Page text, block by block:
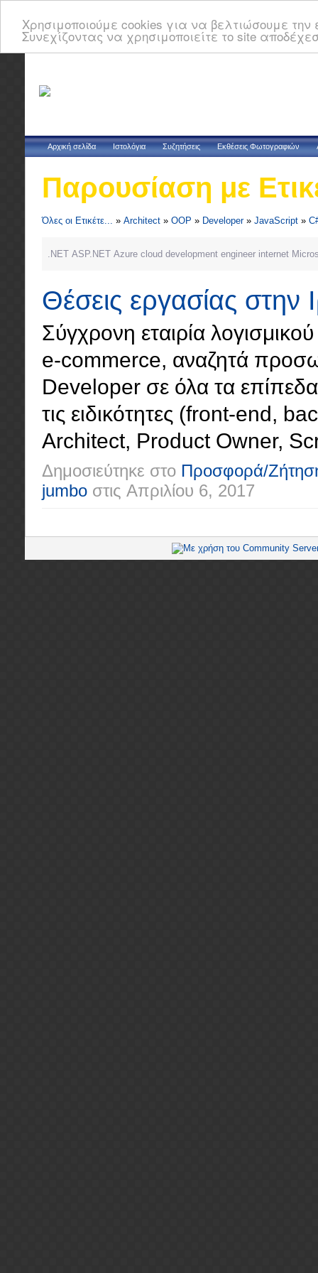
Χρησιμοποιούμε cookies για να βελτιώσουμε
Συνεχίζοντας να χρησιμοποιείτε το site
Αρχική σελίδα Ιστολόγια Συζητήσεις Εκθέσεις Φωτογραφιών
Παρουσίαση με
Όλες οι Ετικέτε... » Architect » OOP » Developer» JavaScript »
.NET ASP.NET Azure cloud development engineer internet
Θέσεις εργασίας στην
Σύγχρονη εταιρία
e-commerce, αναζητά
Developer σε όλα τα
τις ειδικότητες (front-end,
Architect, Product Owner,
Δημοσιεύτηκε στο Προσφορά/
jumbo στις Απριλίου 6, 2017